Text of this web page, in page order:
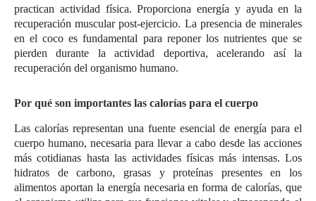
practican actividad física. Proporciona energía y ayuda en la
recuperación muscular post-ejercicio. La presencia de minerales
en el coco es fundamental para reponer los nutrientes que se
pierden durante la actividad deportiva, acelerando así la
recuperación del organismo humano.
Por qué son importantes las calorías para el cuerpo
Las calorías representan una fuente esencial de energía para el
cuerpo humano, necesaria para llevar a cabo desde las acciones
más cotidianas hasta las actividades físicas más intensas. Los
hidratos de carbono, grasas y proteínas presentes en los
alimentos aportan la energía necesaria en forma de calorías, que